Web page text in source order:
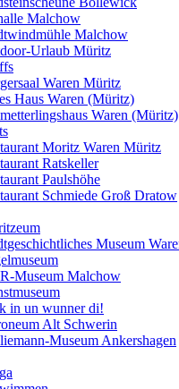
Malchow
Malchow
Urlaub Müritz
Waren Müritz
Haus Waren (Müritz)
Waren (Müritz)
Moritz Waren Müritz
Ratskeller
Paulshöhe
Schmiede Groß Dratow
Museum
Museum Malchow
in un wunner di!
Alt Schwerin
Museum Ankershagen